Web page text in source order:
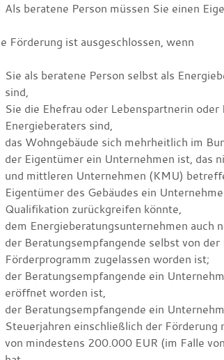
Als beratene Person müssen Sie einen
Förderung ist ausgeschlossen, wenn
Sie als beratene Person selbst als
sind,
Sie die Ehefrau oder Lebenspartnerin
Energieberaters sind,
das Wohngebäude sich mehrheitlich im
der Eigentümer ein Unternehmen ist, das
und mittleren Unternehmen (KMU)
Eigentümer des Gebäudes ein
Qualifikation zurückgreifen könnte,
dem Energieberatungsunternehmen auch
der Beratungsempfangende selbst von
Förderprogramm zugelassen worden ist;
der Beratungsempfangende ein
eröffnet worden ist,
der Beratungsempfangende ein
Steuerjahren einschließlich der
von mindestens 200.000 EUR (im Falle